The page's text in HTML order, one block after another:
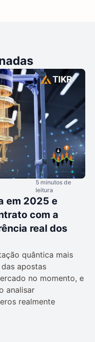
5 minutos de
leitura
em 2025 e
com a
real dos
quântica mais
apostas
no momento, e
analisar
realmente